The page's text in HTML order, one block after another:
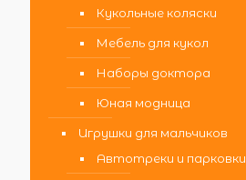
Кукольные коляски
Мебель для кукол
Наборы доктора
Юная модница
Игрушки для мальчиков
Автотреки и парковки